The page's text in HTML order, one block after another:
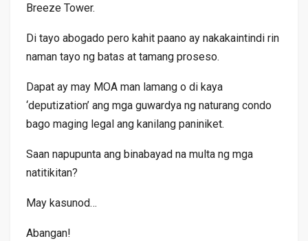
Breeze Tower.
Di tayo abogado pero kahit paano ay nakakaintindi rin
naman tayo ng batas at tamang proseso.
Dapat ay may MOA man lamang o di kaya
‘deputization’ ang mga guwardya ng naturang condo
bago maging legal ang kanilang paniniket.
Saan napupunta ang binabayad na multa ng mga
natitikitan?
May kasunod…
Abangan!